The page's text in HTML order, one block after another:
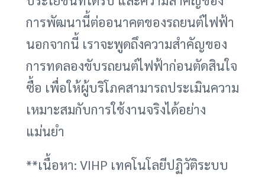
การพัฒนานี้ต่ออนาคตของรถยนต์ไฟฟ้า
นอกจากนี้ เราจะพูดถึงความสำคัญของ
การทดลองขับรถยนต์ไฟฟ้าก่อนตัดสินใจ
ซื้อ เพื่อให้ผู้บริโภคสามารถประเมินความ
เหมาะสมกับการใช้งานจริงได้อย่าง
แม่นยำ
**เนื้อหา: VIHP เทคโนโลยีปฏิวัติระบบ